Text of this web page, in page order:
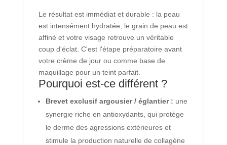
Le résultat est immédiat et durable : la peau
est intensément hydratée, le grain de peau est
affiné et votre visage retrouve un véritable
coup d'éclat. C'est l'étape préparatoire avant
votre crème de jour ou comme base de
maquillage pour un teint parfait.
Pourquoi est-ce différent ?
Brevet exclusif argousier / églantier : une
synergie riche en antioxydants, qui protège
le derme des agressions extérieures et
stimule la production naturelle de collagène